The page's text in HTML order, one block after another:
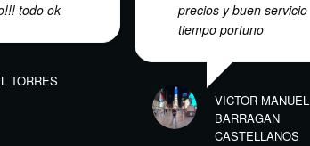
todo ok
TORRES
precios y buen servicio
tiempo portuno
VICTOR MANUEL
BARRAGAN
CASTELLANOS